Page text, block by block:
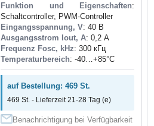
Funktion und Eigenschaften:
Schaltcontroller, PWM-Controller
Eingangsspannung, V: 40 В
Ausgangsstrom Iout, A: 0,2 А
Frequenz Fosc, kHz: 300 кГц
Temperaturbereich: -40…+85°С
auf Bestellung: 469 St.
469 St. - Lieferzeit 21-28 Tag (e)
Benachrichtigung bei Verfügbarkeit